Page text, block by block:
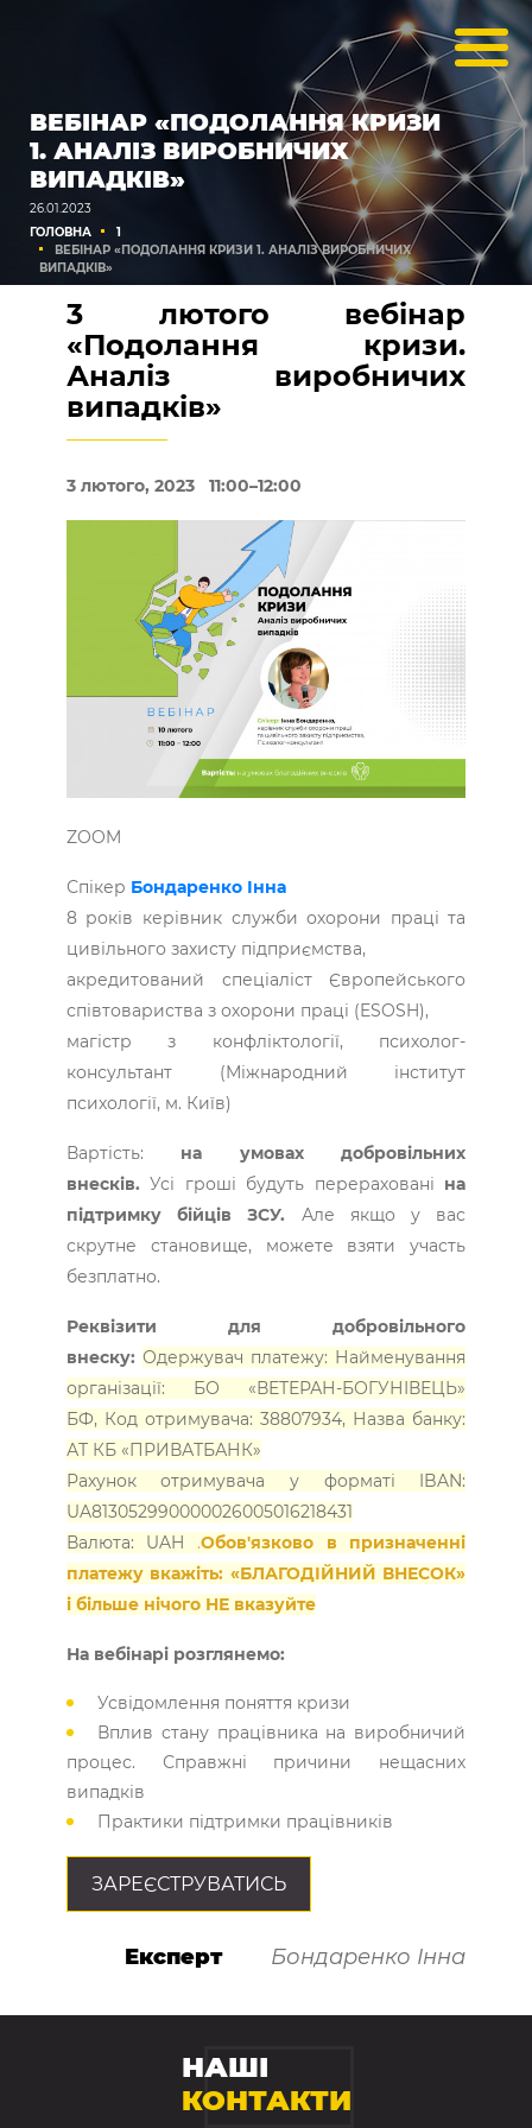
ВЕБІНАР «ПОДОЛАННЯ КРИЗИ
1. АНАЛІЗ ВИРОБНИЧИХ
ВИПАДКІВ»
26.01.2023
ГОЛОВНА
1
ВЕБІНАР «ПОДОЛАННЯ КРИЗИ 1. АНАЛІЗ ВИРОБНИЧИХ
ВИПАДКІВ»
3 лютого вебінар
«Подолання кризи.
Аналіз виробничих
випадків»
3 лютого, 2023 11:00–12:00
ZOOM
Спікер Бондаренко Інна
8 років керівник служби охорони праці та
цивільного захисту підприємства,
акредитований спеціаліст Європейського
співтовариства з охорони праці (ESOSH),
магістр з конфліктології, психолог-
консультант (Міжнародний інститут
психології, м. Київ)
Вартість: на умовах добровільних
внесків.Усі гроші будуть перераховані на
підтримку бійців ЗСУ. Але якщо у вас
скрутне становище, можете взяти участь
безплатно.
Реквізити для добровільного
внеску: Одержувач платежу: Найменування
організації: БО «ВЕТЕРАН-БОГУНІВЕЦЬ»
БФ, Код отримувача: 38807934, Назва банку:
АТ КБ «ПРИВАТБАНК»
Рахунок отримувача у форматі IBAN:
UA813052990000026005016218431
Валюта: UAH .Обов'язково в призначенні
платежу вкажіть: «БЛАГОДІЙНИЙ ВНЕСОК»
і більше нічого НЕ вказуйте
На вебінарі розглянемо:
Усвідомлення поняття кризи
Вплив стану працівника на виробничий
процес. Справжні причини нещасних
випадків
Практики підтримки працівників
ЗАРЕЄСТРУВАТИСЬ
Експерт Бондаренко Інна
НАШІ
КОНТАКТИ